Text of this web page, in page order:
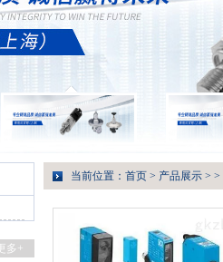
多+
当前位置： 首页 > 产品展示 > >